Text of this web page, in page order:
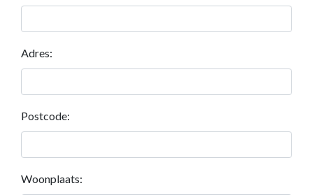
Adres:
Postcode:
Woonplaats: